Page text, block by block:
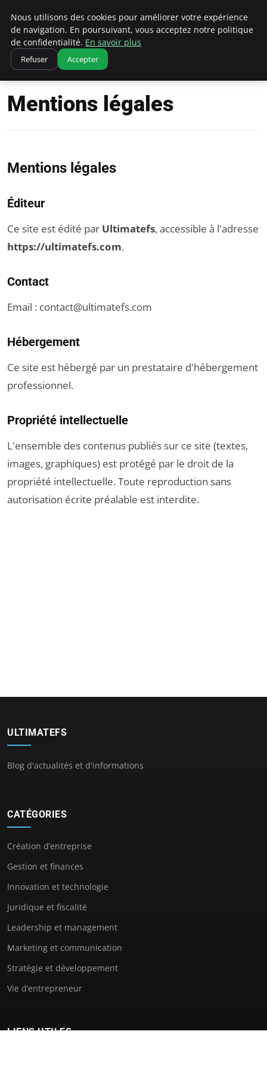
Ultimatefs
Accueil Mentions légales
Mentions légales
Mentions légales
Éditeur
Ce site est édité par Ultimatefs, accessible à l'adresse
https://ultimatefs.com.
Contact
Email : contact@ultimatefs.com
Hébergement
Ce site est hébergé par un prestataire d'hébergement
professionnel.
Propriété intellectuelle
L'ensemble des contenus publiés sur ce site (textes,
images, graphiques) est protégé par le droit de la
propriété intellectuelle. Toute reproduction sans
autorisation écrite préalable est interdite.
ULTIMATEFS
Blog d'actualités et d'informations
CATÉGORIES
Création d’entreprise
Gestion et finances
Innovation et technologie
Juridique et fiscalité
Leadership et management
Marketing et communication
Stratégie et développement
Vie d’entrepreneur
LIENS UTILES
Nous utilisons des cookies pour améliorer votre expérience
de navigation. En poursuivant, vous acceptez notre politique
de confidentialité. En savoir plus
Refuser Accepter